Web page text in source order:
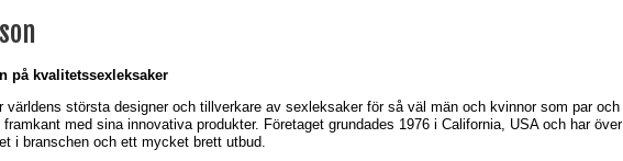
på kvalitetssexleksaker
världens största designer och tillverkare av sexleksaker för så väl män och kvinnor som par och
framkant med sina innovativa produkter. Företaget grundades 1976 i California, USA och har över
i branschen och ett mycket brett utbud.